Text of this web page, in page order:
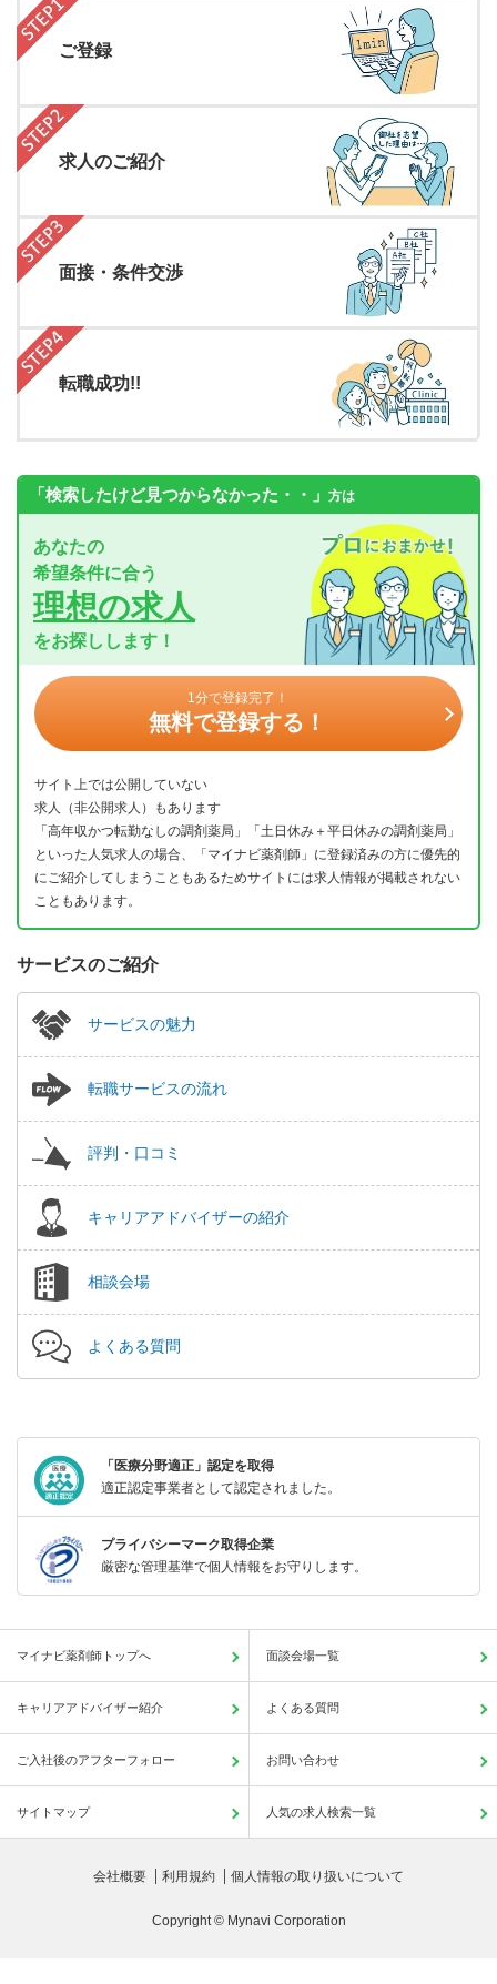
ご登録
求人のご紹介
面接・条件交渉
転職成功!!
「検索したけど見つからなかった・・」 方は
あなたの
希望条件に合う
理想の求人
をお探しします！
1分で登録完了！
無料で登録する！
サイト上では公開していない
求人（非公開求人）もあります
「高年収かつ転勤なしの調剤薬局」「土日休み＋平日休みの調剤薬局」
といった人気求人の場合、「マイナビ薬剤師」に登録済みの方に優先的
にご紹介してしまうこともあるためサイトには求人情報が掲載されない
こともあります。
サービスのご紹介
サービスの魅力
転職サービスの流れ
評判・口コミ
キャリアアドバイザーの紹介
相談会場
よくある質問
「医療分野適正」認定を取得
適正認定事業者として認定されました。
プライバシーマーク取得企業
厳密な管理基準で個人情報をお守りします。
マイナビ薬剤師トップへ 面談会場一覧
キャリアアドバイザー紹介 よくある質問
ご入社後のアフターフォロー お問い合わせ
サイトマップ 人気の求人検索一覧
会社概要 利用規約 個人情報の取り扱いについて
Copyright © Mynavi Corporation